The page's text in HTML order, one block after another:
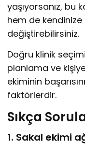
yaşıyorsanız, bu
hem de kendinize
değiştirebilirsiniz.
Doğru klinik
planlama ve
ekiminin
faktörlerdir.
Sıkça
1. Sakal ekimi